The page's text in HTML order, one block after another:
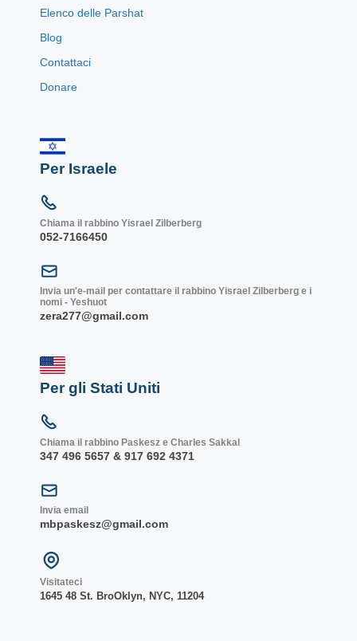
Elenco delle Parshat
Blog
Contattaci
Donare
Per Israele
Chiama il rabbino Yisrael Zilberberg
052-7166450
Invia un'e-mail per contattare il rabbino Yisrael Zilberberg e i
nomi - Yeshuot
zera277@gmail.com
Per gli Stati Uniti
Chiama il rabbino Paskesz e Charles Sakkal
347 496 5657 & 917 692 4371
Invia email
mbpaskesz@gmail.com
Visitateci
1645 48 St. BroOklyn, NYC, 11204